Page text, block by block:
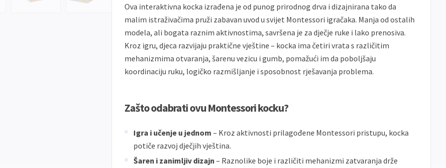
Ova interaktivna kocka izrađena je od punog prirodnog drva i dizajnirana tako da
malim istraživačima pruži zabavan uvod u svijet Montessori igračaka. Manja od ostalih
modela, ali bogata raznim aktivnostima, savršena je za dječje ruke i lako prenosiva.
Kroz igru, djeca razvijaju praktične vještine – kocka ima četiri vrata s različitim
mehanizmima otvaranja, šarenu vezicu i gumb, pomažući im da poboljšaju
koordinaciju ruku, logičko razmišljanje i sposobnost rješavanja problema.
Zašto odabrati ovu Montessori kocku?
Igra i učenje u jednom – Kroz aktivnosti prilagođene Montessori pristupu, kocka
potiče razvoj dječjih vještina.
Šaren i zanimljiv dizajn – Raznolike boje i različiti mehanizmi zatvaranja drže